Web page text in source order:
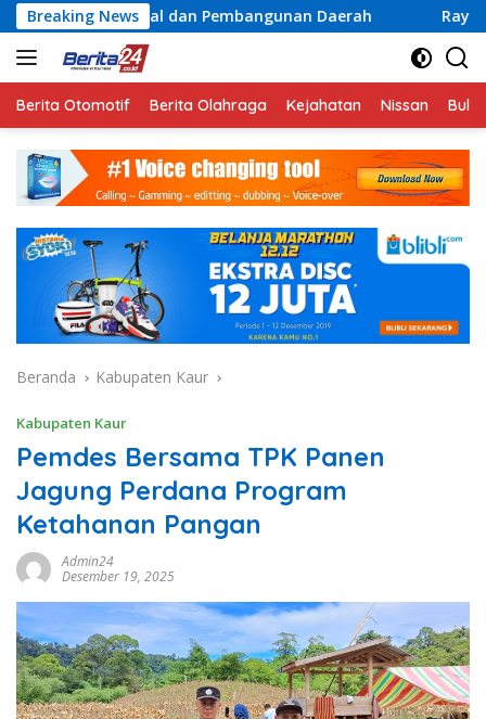
Langsung
ke
konten
Breaking News
dan Pembangunan Daerah Rayakan Semangat
Berita Otomotif Berita Olahraga Kejahatan Nissan
Beranda Kabupaten Kaur
Kabupaten Kaur
Pemdes Bersama TPK Panen
Jagung Perdana Program
Ketahanan Pangan
Admin24
Desember 19, 2025